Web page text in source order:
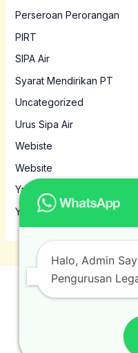
Perseroan Perorangan
PIRT
SIPA Air
Syarat Mendirikan PT
Uncategorized
Urus Sipa Air
Webiste
Website
Yayasan
Yayasan MBG
© 2026
Halo, Admin
Pengurusan